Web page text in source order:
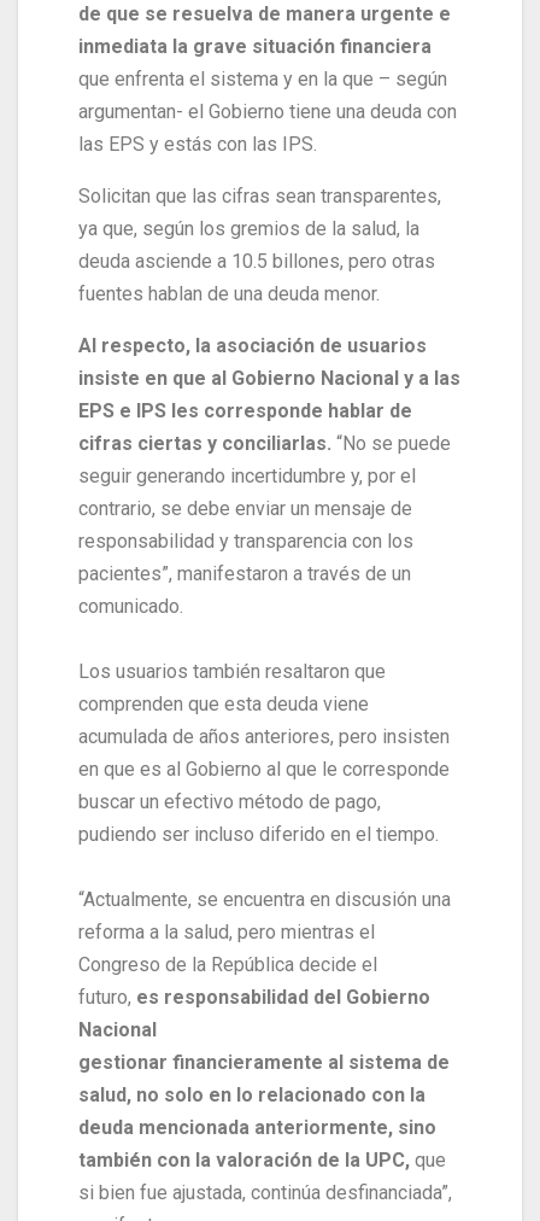
de que se resuelva de manera urgente e
inmediata la grave situación financiera
que enfrenta el sistema y en la que – según
argumentan- el Gobierno tiene una deuda con
las EPS y estás con las IPS.
Solicitan que las cifras sean transparentes,
ya que, según los gremios de la salud, la
deuda asciende a 10.5 billones, pero otras
fuentes hablan de una deuda menor.
Al respecto, la asociación de usuarios
insiste en que al Gobierno Nacional y a las
EPS e IPS les corresponde hablar de
cifras ciertas y conciliarlas. “No se puede
seguir generando incertidumbre y, por el
contrario, se debe enviar un mensaje de
responsabilidad y transparencia con los
pacientes”, manifestaron a través de un
comunicado.
Los usuarios también resaltaron que
comprenden que esta deuda viene
acumulada de años anteriores, pero insisten
en que es al Gobierno al que le corresponde
buscar un efectivo método de pago,
pudiendo ser incluso diferido en el tiempo.
“Actualmente, se encuentra en discusión una
reforma a la salud, pero mientras el
Congreso de la República decide el
futuro, es responsabilidad del Gobierno
Nacional
gestionar financieramente al sistema de
salud, no solo en lo relacionado con la
deuda mencionada anteriormente, sino
también con la valoración de la UPC, que
si bien fue ajustada, continúa desfinanciada”,